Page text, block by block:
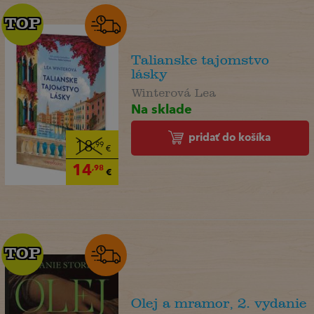
18,99 €
14,98€
TOP
TOP
Talianske tajomstvo
lásky
Winterová Lea
Na sklade
pridať do košíka
TOP
TOP
Olej a mramor, 2. vydanie